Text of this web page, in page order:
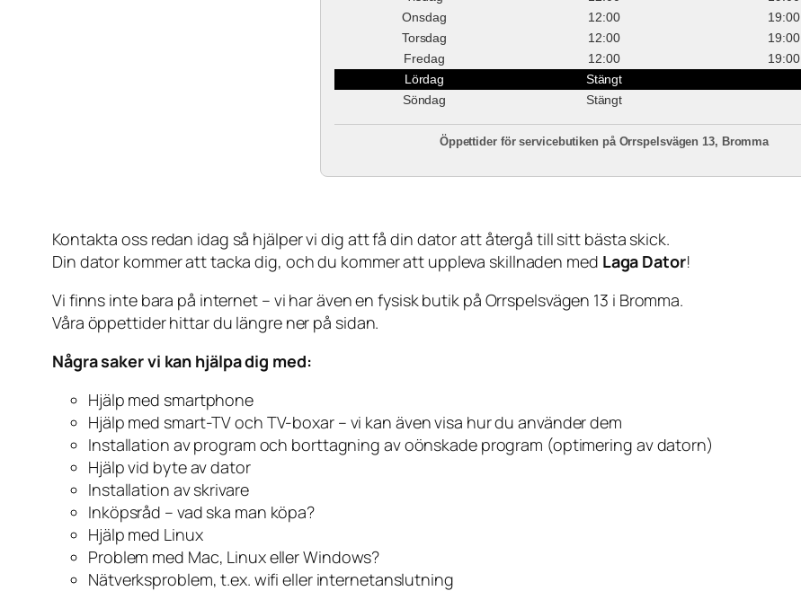
Onsdag
12:00
19:00
Torsdag
12:00
19:00
Fredag
12:00
19:00
Lördag
Stängt
Söndag
Stängt
Öppettider för servicebutiken på Orrspelsvägen 13, Bromma
Kontakta oss redan idag så hjälper vi dig att få din dator att återgå till sitt bästa skick.
Din dator kommer att tacka dig, och du kommer att uppleva skillnaden med Laga Dator!
Vi finns inte bara på internet – vi har även en fysisk butik på Orrspelsvägen 13 i Bromma.
Våra öppettider hittar du längre ner på sidan.
Några saker vi kan hjälpa dig med:
Hjälp med smartphone
Hjälp med smart-TV och TV-boxar – vi kan även visa hur du använder dem
Installation av program och borttagning av oönskade program (optimering av datorn)
Hjälp vid byte av dator
Installation av skrivare
Inköpsråd – vad ska man köpa?
Hjälp med Linux
Problem med Mac, Linux eller Windows?
Nätverksproblem, t.ex. wifi eller internetanslutning